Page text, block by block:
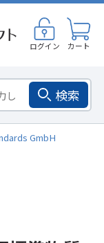
ログイン カート
検索
GmbH